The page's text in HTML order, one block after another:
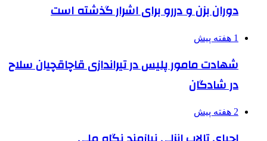
دوران بزن و دررو برای اشرار گذشته است
1 هفته پیش
شهادت مامور پلیس در تیراندازی قاچاقچیان سلاح
در شادگان
2 هفته پیش